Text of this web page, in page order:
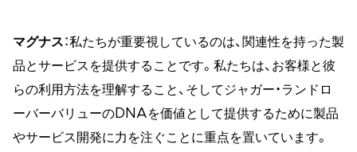
マグナス：私たちが重要視しているのは、関連性を持った製
品とサービスを提供することです。私たちは、お客様と彼
らの利用方法を理解すること、そしてジャガー・ランドロ
ーバーバリューのDNAを価値として提供するために製品
やサービス開発に力を注ぐことに重点を置いています。